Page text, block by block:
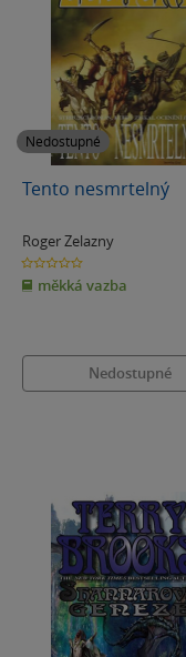
Nedostupné
Tento nesmrtelný
Roger Zelazny
0.0
z
5
hvězdiček
měkká vazba
Nedostupné